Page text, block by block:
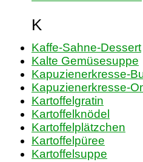
K
Kaffe-Sahne-Dessert
Kalte Gemüsesuppe
Kapuzienerkresse-
Kapuzienerkresse-
Kartoffelgratin
Kartoffelknödel
Kartoffelplätzchen
Kartoffelpüree
Kartoffelsuppe